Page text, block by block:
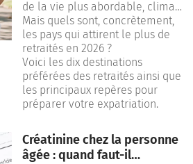
rétablissement complet ? Entre
la sortie de l'hôpital, la
convalescence et la reprise des
activités du quotidien, le délai
peut varier.
Découvrez dans ce guide, tout
ce qu’il faut savoir sur le
prothèse de hanche.
de la vie plus abordable, climat
plus clément, fiscalité
avantageuse : les raisons de
franchir le pas ne manquent
pas.
Mais quels sont, concrètement,
les pays qui attirent le plus de
retraités en 2026 ?
Voici les dix destinations
préférées des retraités ainsi que
les principaux repères pour
préparer votre expatriation.
Créatinine chez la personne
âgée : quand faut-il